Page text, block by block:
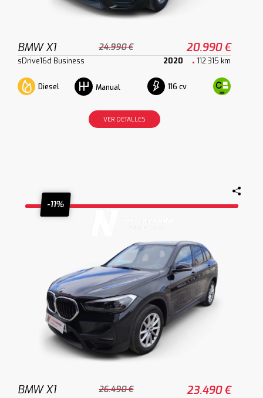
BMW X1 24.990 € 20.990 €
sDrive16d Business 2020 112.315 km
Diesel Manual 116 cv
VER DETALLES
-11%
BMW X1 26.490 € 23.490 €